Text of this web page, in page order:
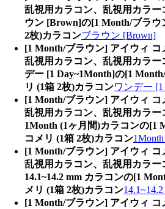
乱視用カラコン、乱視用カラー
ウン [Brown]の[1 Month/ブラウ
2枚)カラコンブラウン [Brown]
[1 Month/ブラウン] アイウィ コ
乱視用カラコン、乱視用カラ
デー [1 Day~1Month]の[1
リ (1箱 2枚)カラコンワンデー
[1 Month/ブラウン] アイウィ コ
乱視用カラコン、乱視用カラー
1Month (1ヶ月間)カラコンの[1
コメリ (1箱 2枚)カラコン
[1 Month/ブラウン] アイウィ コ
乱視用カラコン、乱視用カラー
14.1~14.2 mm カラコンの[1
メリ (1箱 2枚)カラコン
[1 Month/ブラウン] アイウィ コ